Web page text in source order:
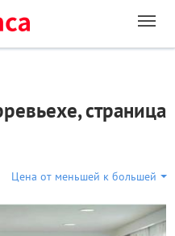
страница
Цена от меньшей к большей